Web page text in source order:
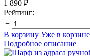
1 890 ₽
Рейтинг:
−
В корзину Уже в корзине
Подробное описание